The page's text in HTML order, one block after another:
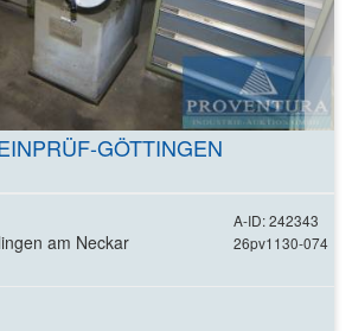
GÖTTINGEN
A-ID: 242343
26pv1130-074
am Neckar